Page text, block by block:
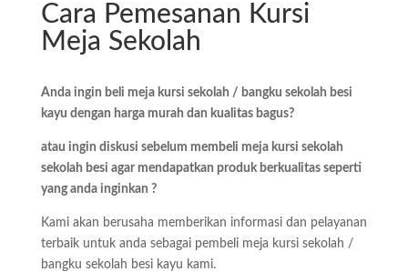
Cara Pemesanan Kursi
Meja Sekolah
Anda ingin beli meja kursi sekolah / bangku sekolah besi
kayu dengan harga murah dan kualitas bagus?
atau ingin diskusi sebelum membeli meja kursi sekolah
sekolah besi agar mendapatkan produk berkualitas seperti
yang anda inginkan ?
Kami akan berusaha memberikan informasi dan pelayanan
terbaik untuk anda sebagai pembeli meja kursi sekolah /
bangku sekolah besi kayu kami.